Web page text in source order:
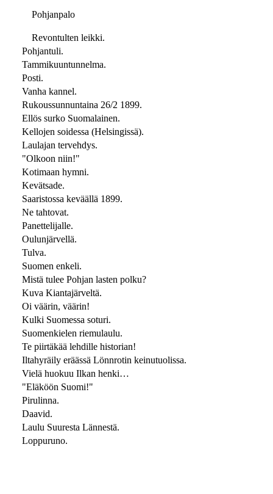
Pohjanpalo
Revontulten leikki.
Pohjantuli.
Tammikuuntunnelma.
Posti.
Vanha kannel.
Rukoussunnuntaina 26/2 1899.
Ellös surko Suomalainen.
Kellojen soidessa (Helsingissä).
Laulajan tervehdys.
"Olkoon niin!"
Kotimaan hymni.
Kevätsade.
Saaristossa keväällä 1899.
Ne tahtovat.
Panettelijalle.
Oulunjärvellä.
Tulva.
Suomen enkeli.
Mistä tulee Pohjan lasten polku?
Kuva Kiantajärveltä.
Oi väärin, väärin!
Kulki Suomessa soturi.
Suomenkielen riemulaulu.
Te piirtäkää lehdille historian!
Iltahyräily eräässä Lönnrotin keinutuolissa.
Vielä huokuu Ilkan henki…
"Eläköön Suomi!"
Pirulinna.
Daavid.
Laulu Suuresta Lännestä.
Loppuruno.